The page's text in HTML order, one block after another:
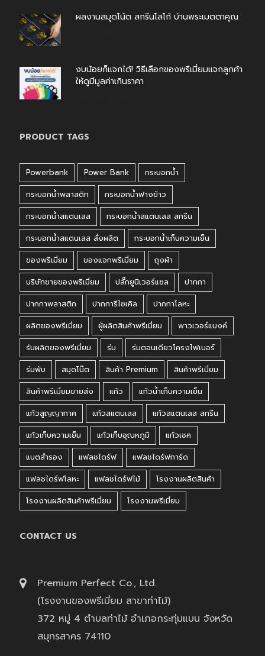
ผลงานสมุดโน้ต สกรีนโลโก้ บ้านพระเมตตาคุณ
งบน้อยก็แจกได้! วิธีเลือกของพรีเมี่ยมแจกลูกค้า
ให้ดูมีมูลค่าเกินราคา
PRODUCT TAGS
Powerbank Power Bank
กระบอกน้ำ
กระบอกน้ำพลาสติก
กระบอกน้ำฟางข้าว
กระบอกน้ำสแตนเลส
กระบอกน้ำสแตนเลส สกรีน
กระบอกน้ำสแตนเลส สั่งผลิต
กระบอกน้ำเก็บความเย็น
ของพรีเมี่ยม
ของแจกพรีเมี่ยม
ถุงผ้า
บริษัทขายของพรีเมี่ยม
ปลั๊กยูนิเวอร์แซล
ปากกา
ปากกาพลาสติก
ปากการีไซเคิล
ปากกาโลหะ
ผลิตของพรีเมี่ยม
ผู้ผลิตสินค้าพรีเมี่ยม
พาวเวอร์แบงค์
รับผลิตของพรีเมี่ยม
ร่ม
ร่มตอนเดียวโครงไฟเบอร์
ร่มพับ
สมุดโน๊ต สินค้า Premium
สินค้าพรีเมี่ยม
สินค้าพรีเมี่ยมขายส่ง
แก้ว
แก้วน้ำเก็บความเย็น
แก้วสูญญากาศ
แก้วสแตนเลส
แก้วสแตนเลส สกรีน
แก้วเก็บความเย็น
แก้วเก็บอุณหภูมิ
แก้วเชค
แบตสำรอง
แฟลชไดร์ฟ
แฟลชไดร์ฟการ์ด
แฟลชไดร์ฟโลหะ
แฟลชไดร์ฟไม้
โรงงานผลิตสินค้า
โรงงานผลิตสินค้าพรีเมี่ยม
โรงงานพรีเมี่ยม
CONTACT US
Premium Perfect Co., Ltd.
(โรงงานของพรีเมี่ยม สาขาท่าไม้)
372 หมู่ 4 ตำบลท่าไม้ อำเภอกระทุ่มแบน จังหวัด
สมุทรสาคร 74110